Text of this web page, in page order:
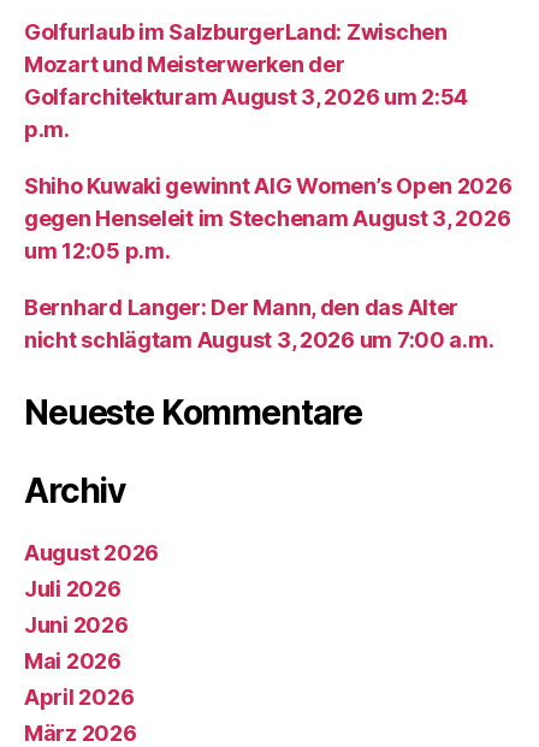
Golfurlaub im SalzburgerLand: Zwischen
Mozart und Meisterwerken der
Golfarchitekturam August 3, 2026 um 2:54
p.m.
Shiho Kuwaki gewinnt AIG Women’s Open 2026
gegen Henseleit im Stechenam August 3, 2026
um 12:05 p.m.
Bernhard Langer: Der Mann, den das Alter
nicht schlägtam August 3, 2026 um 7:00 a.m.
Neueste Kommentare
Archiv
August 2026
Juli 2026
Juni 2026
Mai 2026
April 2026
März 2026